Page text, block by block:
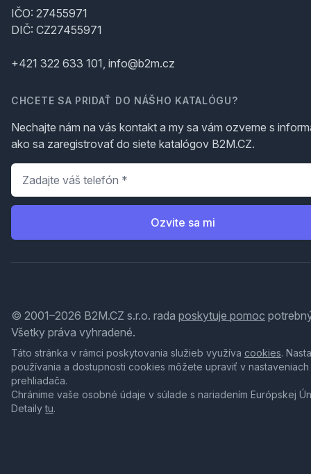
IČO: 27455971
DIČ: CZ27455971
+421 322 633 101, info@b2m.cz
CHCETE SA PRIDAŤ DO NÁŠHO KATALÓGU?
Nechajte nám na vás kontakt a my sa vám ozveme s
ako sa zaregistrovať do siete katalógov B2M.CZ.
Telefón
Ozvite sa mi
© 2001–2026 B2M.CZ s.r.o. rada poskytuje pomoc
Všetky práva vyhradené.
Táto stránka v rámci poskytovania služieb využíva cookies.
používania a dostupnosti cookies môžete upraviť v nastaveniach
prehliadača.
Chránime vaše osobné údaje v súlade s nariadením Európskej
Detailytu.